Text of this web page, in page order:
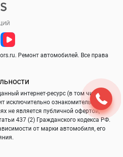
Ремонт автомобилей. Все права
интернет-ресурс (в том числе
исключительно ознакомительный
не является публичной офертой,
437 (2) Гражданского кодекса РФ.
от марки автомобиля, его